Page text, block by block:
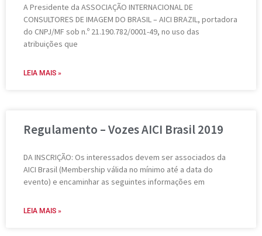
A Presidente da ASSOCIAÇÃO INTERNACIONAL DE
CONSULTORES DE IMAGEM DO BRASIL – AICI BRAZIL, portadora
do CNPJ/MF sob n.º 21.190.782/0001-49, no uso das
atribuições que
LEIA MAIS »
Regulamento – Vozes AICI Brasil 2019
DA INSCRIÇÃO: Os interessados devem ser associados da
AICI Brasil (Membership válida no mínimo até a data do
evento) e encaminhar as seguintes informações em
LEIA MAIS »